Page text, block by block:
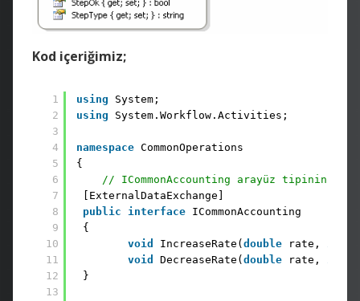
Kod içeriğimiz;
1
2
3
4
5
6
7
8
9
10
11
12
13
using
System;
using
System.Workflow.Activities;
namespace CommonOperations
{
// ICommonAccounting arayüz tipinin
[ExternalDataExchange]
public interface ICommonAccounting
{
void
IncreaseRate( double rate, int
void
DecreaseRate( double rate, int
}